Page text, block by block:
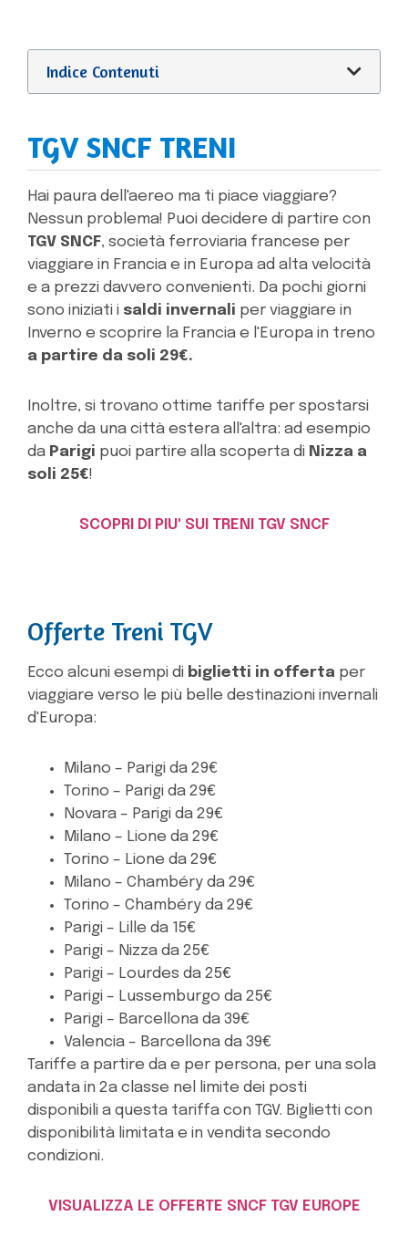
Indice Contenuti
TGV SNCF TRENI
Hai paura dell'aereo ma ti piace viaggiare?
Nessun problema! Puoi decidere di partire con
TGV SNCF, società ferroviaria francese per
viaggiare in Francia e in Europa ad alta velocità
e a prezzi davvero convenienti. Da pochi giorni
sono iniziati i saldi invernali per viaggiare in
Inverno e scoprire la Francia e l'Europa in treno
a partire da soli 29€.
Inoltre, si trovano ottime tariffe per spostarsi
anche da una città estera all'altra: ad esempio
da Parigi puoi partire alla scoperta di Nizza a
soli 25€!
SCOPRI DI PIU' SUI TRENI TGV SNCF
Offerte Treni TGV
Ecco alcuni esempi di biglietti in offerta per
viaggiare verso le più belle destinazioni invernali
d'Europa:
Milano – Parigi da 29€
Torino – Parigi da 29€
Novara – Parigi da 29€
Milano – Lione da 29€
Torino – Lione da 29€
Milano – Chambéry da 29€
Torino – Chambéry da 29€
Parigi – Lille da 15€
Parigi – Nizza da 25€
Parigi – Lourdes da 25€
Parigi – Lussemburgo da 25€
Parigi – Barcellona da 39€
Valencia – Barcellona da 39€
Tariffe a partire da e per persona, per una sola
andata in 2a classe nel limite dei posti
disponibili a questa tariffa con TGV. Biglietti con
disponibilità limitata e in vendita secondo
condizioni.
VISUALIZZA LE OFFERTE SNCF TGV EUROPE